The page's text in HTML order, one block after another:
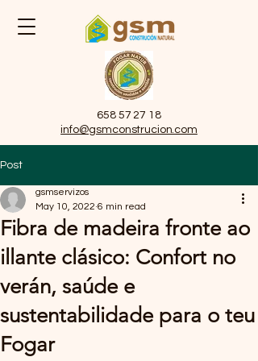
658 57 27 18
info@gsmconstrucion.com
Post
Fibra de madeira fronte ao
illante clásico: Confort no
verán, saúde e
sustentabilidade para o teu
Fogar
gsmservizos
May 10, 2022 6 min read